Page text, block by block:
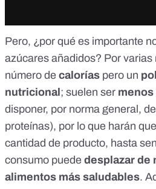
Pero, ¿por qué es importante
azúcares añadidos? Por
número de calorías pero un
nutricional; suelen ser
disponer, por norma general,
proteínas), por lo que harán
cantidad de producto, hasta
consumo puede desplazar de
alimentos más saludables.